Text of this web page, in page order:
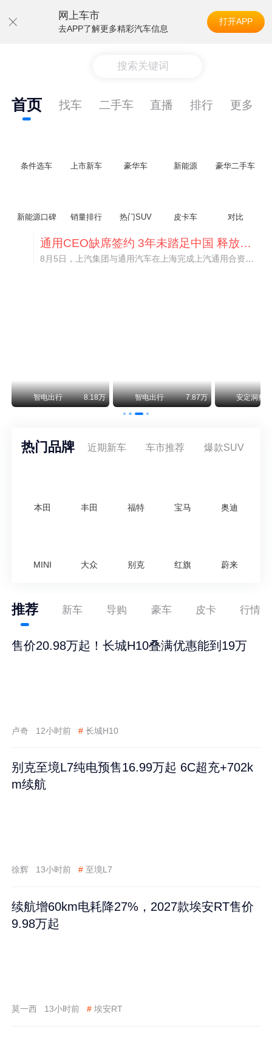
网上车市
去APP了解更多精彩汽车信息
打开APP
搜索关键词
首页 找车 二手车 直播 排行 更多
条件选车 上市新车 豪华车 新能源 豪华二手车
新能源口碑 销量排行 热门SUV 皮卡车 对比
通用CEO缺席签约 3年未踏足中国 释放反常信号
智电出行 8.18万 智电出行 7.87万 安定洞察
热门品牌 近期新车 车市推荐 爆款SUV
本田 丰田 福特 宝马 奥迪
MINI 大众 别克 红旗 蔚来
推荐 新车 导购 豪车 皮卡 行情
售价20.98万起！长城H10叠满优惠能到19万
卢奇 12小时前 # 长城H10
别克至境L7纯电预售16.99万起 6C超充+702k
m续航
徐辉 13小时前 # 至境L7
续航增60km电耗降27%，2027款埃安RT售价
9.98万起
莫一西 13小时前 # 埃安RT